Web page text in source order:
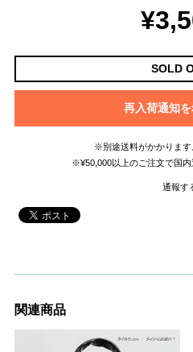
SOLD
再入荷通知
※別途送料がかかります
※¥50,000以上のご注文で国内
通報す
関連商品